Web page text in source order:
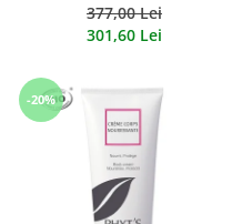
377,00 Lei
301,60 Lei
-20%